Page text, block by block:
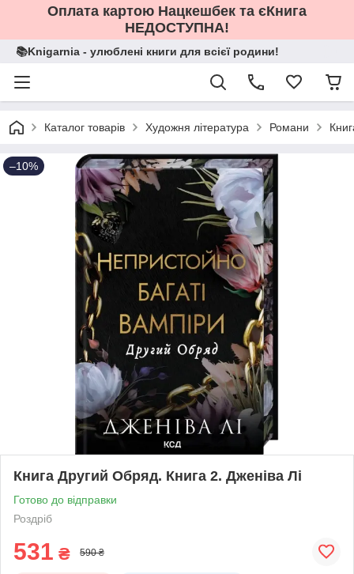
Оплата картою Нацкешбек та єКнига
НЕДОСТУПНА!
📚Knigarnia - улюблені книги для всієї родини!
Каталог товарів Художня література Романи
–10%
Книга Другий Обряд. Книга 2. Дженіва Лі
Готово до відправки
Роздріб
531 ₴ 590 ₴